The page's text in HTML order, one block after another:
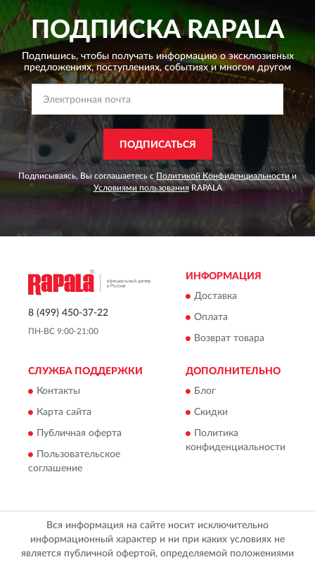
ПОДПИСКАRAPALA
Подпишись, чтобы получать информацию о эксклюзивных
предложениях,поступлениях, событиях и многом другом
ПОДПИСАТЬСЯ
Подписываясь, Вы соглашаетесь сПолитикой Конфиденциальности и
Условиями пользованияRAPALA
8 (499) 450-37-22
ПН-ВС 9:00-21:00
ИНФОРМАЦИЯ
Доставка
Оплата
Возврат товара
СЛУЖБА ПОДДЕРЖКИ
Контакты
Карта сайта
Публичная оферта
Пользовательское
соглашение
ДОПОЛНИТЕЛЬНО
Блог
Скидки
Политика
конфиденциальности
Вся информация на сайте носит исключительно
информационный характер и ни при каких условиях не
является публичной офертой, определяемой положениями